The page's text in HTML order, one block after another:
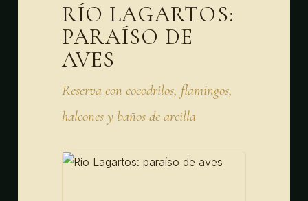
RÍO LAGARTOS:
PARAÍSO DE
AVES
Reserva con cocodrilos, flamingos,
halcones y baños de arcilla